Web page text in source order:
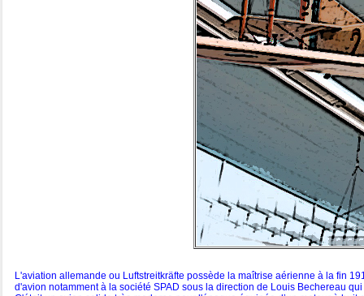
L'aviation allemande ou Luftstreitkräfte possède la maîtrise aérienne à la fin
d'avion notamment à la société SPAD sous la direction de Louis Bechereau